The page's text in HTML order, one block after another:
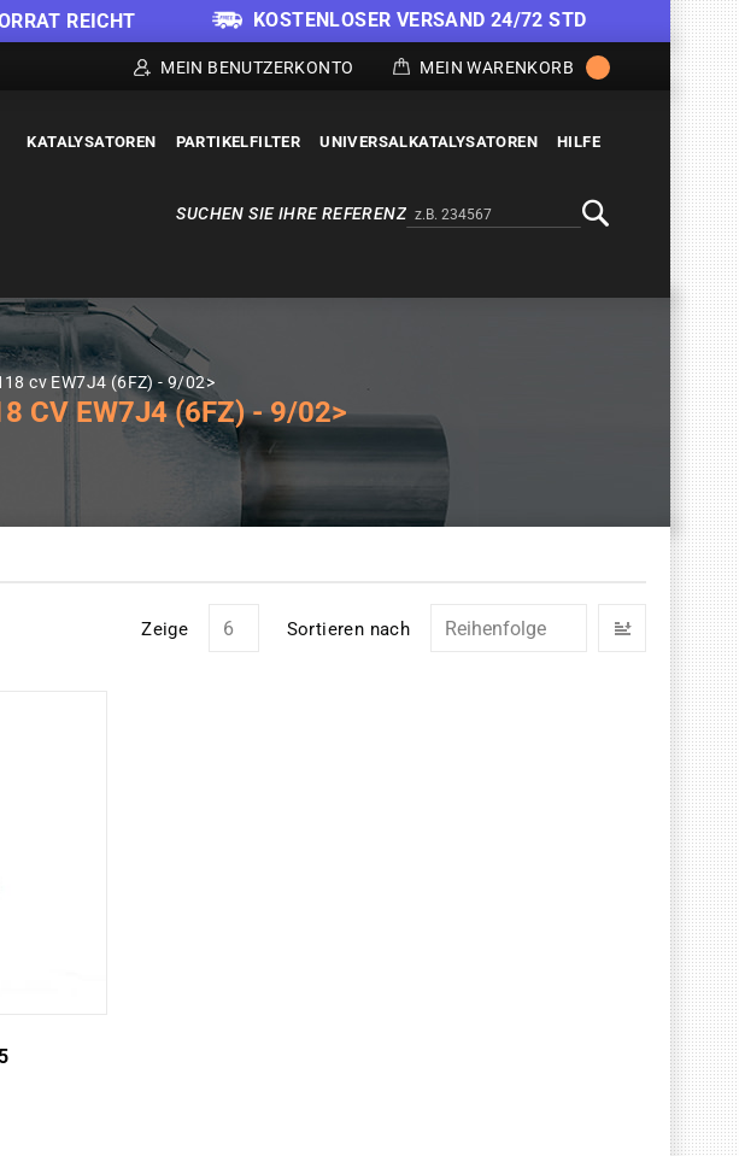
REICHT KOSTENLOSER VERSAND 24/72 STD
MEIN BENUTZERKONTO MEIN WARENKORB
KATALYSATOREN PARTIKELFILTER UNIVERSALKATALYSATOREN HILFE
Alternativa a Doofinder
SUCHEN SIE IHRE REFERENZ
cv EW7J4 (6FZ) - 9/02>
CV EW7J4 (6FZ) - 9/02>
Zeige Sortieren nach